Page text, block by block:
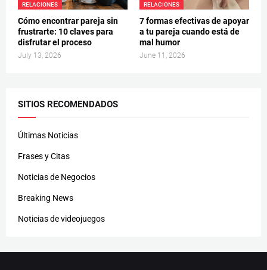
RELACIONES
Cómo encontrar pareja sin
frustrarte: 10 claves para
disfrutar el proceso
July 13, 2026
RELACIONES
7 formas efectivas de apoyar
a tu pareja cuando está de
mal humor
June 11, 2026
SITIOS RECOMENDADOS
Últimas Noticias
Frases y Citas
Noticias de Negocios
Breaking News
Noticias de videojuegos